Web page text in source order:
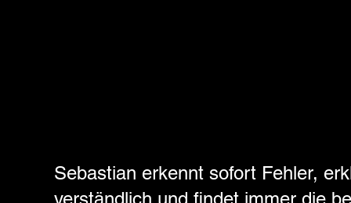
Sebastian erkennt sofort Fehler,
verständlich und findet immer die